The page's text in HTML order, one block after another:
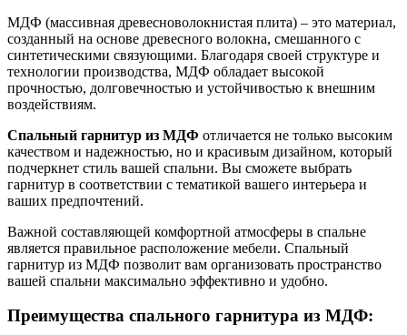
МДФ (массивная древесноволокнистая плита) – это материал,
созданный на основе древесного волокна, смешанного с
синтетическими связующими. Благодаря своей структуре и
технологии производства, МДФ обладает высокой
прочностью, долговечностью и устойчивостью к внешним
воздействиям.
Спальный гарнитур из МДФ отличается не только высоким
качеством и надежностью, но и красивым дизайном, который
подчеркнет стиль вашей спальни. Вы сможете выбрать
гарнитур в соответствии с тематикой вашего интерьера и
ваших предпочтений.
Важной составляющей комфортной атмосферы в спальне
является правильное расположение мебели. Спальный
гарнитур из МДФ позволит вам организовать пространство
вашей спальни максимально эффективно и удобно.
Преимущества спального гарнитура из МДФ: